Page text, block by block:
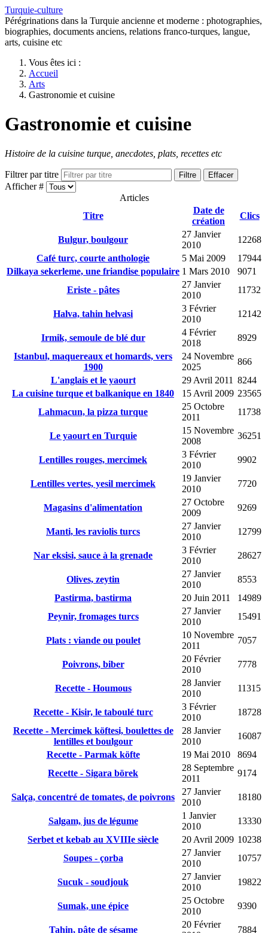
Turquie-culture
Pérégrinations dans la Turquie ancienne et moderne : photographies,
biographies, documents anciens, relations franco-turques, langue,
arts, cuisine etc
Vous êtes ici :
Accueil
Arts
Gastronomie et cuisine
Gastronomie et cuisine
Histoire de la cuisine turque, anecdotes, plats, recettes etc
Filtrer par titre Filtre Effacer
Afficher #
Articles
Titre
Date de
création
Clics
Bulgur, boulgour
27 Janvier
2010
12268
Café turc, courte anthologie
5 Mai 2009
17944
Dilkaya sekerleme, une friandise populaire 1 Mars 2010
9071
Eriste - pâtes
27 Janvier
2010
11732
Halva, tahin helvasi
3 Février
2010
12142
Irmik, semoule de blé dur
4 Février
2018
8929
Istanbul, maquereaux et homards, vers
1900
24 Novembre
2025
866
L'anglais et le yaourt
29 Avril 2011 8244
La cuisine turque et balkanique en 1840
15 Avril 2009 23565
Lahmacun, la pizza turque
25 Octobre
2011
11738
Le yaourt en Turquie
15 Novembre
2008
36251
Lentilles rouges, mercimek
3 Février
2010
9902
Lentilles vertes, yesil mercimek
19 Janvier
2010
7720
Magasins d'alimentation
27 Octobre
2009
9269
Manti, les raviolis turcs
27 Janvier
2010
12799
Nar eksisi, sauce à la grenade
3 Février
2010
28627
Olives, zeytin
27 Janvier
2010
8553
Pastirma, bastirma
20 Juin 2011
14989
Peynir, fromages turcs
27 Janvier
2010
15491
Plats : viande ou poulet
10 Novembre
2011
7057
Poivrons, biber
20 Février
2010
7778
Recette - Houmous
28 Janvier
2010
11315
Recette - Kisir, le taboulé turc
3 Février
2010
18728
Recette - Mercimek köftesi, boulettes de
lentilles et boulgour
28 Janvier
2010
16087
Recette - Parmak köfte
19 Mai 2010
8694
Recette - Sigara börek
28 Septembre
2011
9174
Salça, concentré de tomates, de poivrons
27 Janvier
2010
18180
Salgam, jus de légume
1 Janvier
2010
13330
Serbet et kebab au XVIIIe siècle
20 Avril 2009 10238
Soupes - çorba
27 Janvier
2010
10757
Sucuk - soudjouk
27 Janvier
2010
19822
Sumak, une épice
25 Octobre
2010
9390
Tahin, pâte de sésame
20 Février
7884